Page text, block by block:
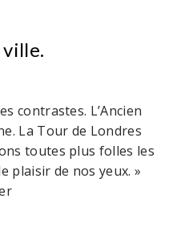
contrastes. L’Ancien
La Tour de Londres
toutes plus folles les
plaisir de nos yeux. »